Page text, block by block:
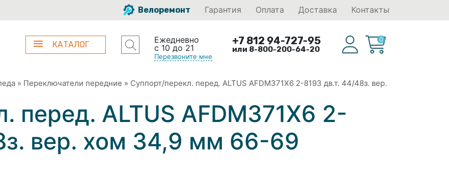
Велоремонт Гарантия Оплата Доставка Контакты
КАТАЛОГ
Ежедневно
с 10 до 21
Перезвоните мне
+7 812 94-727-95
или 8-800-200-64-20
0
» Переключатели передние » Суппорт/перекл. перед. ALTUS AFDM371X6 2-8193 дв.т. 44/48з. вер.
перед. ALTUS AFDM371X6 2-
вер. хом 34,9 мм 66-69